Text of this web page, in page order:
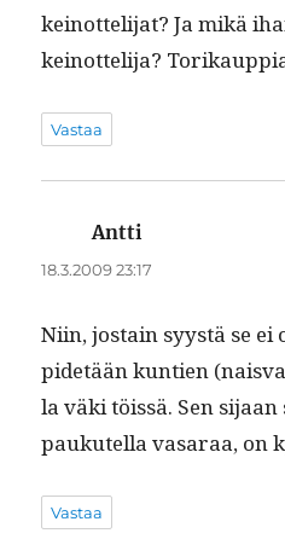
keinot­teli­jat? Ja mikä
keinot­teli­ja?
Vastaa
Antti
18.3.2009 23:17
Niin, jostain syys­tä se ei
pide­tään kun­tien
la väki töis­sä. Sen
paukutel­la vasaraa, on
Vastaa